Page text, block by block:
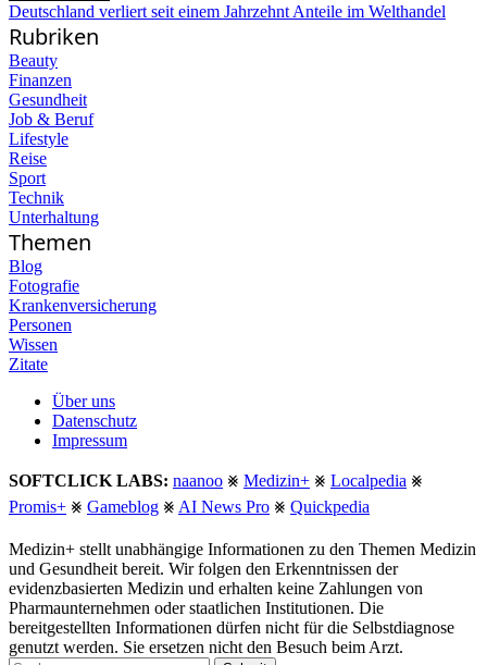
Deutschland verliert seit einem Jahrzehnt Anteile im Welthandel
Rubriken
Beauty
Finanzen
Gesundheit
Job & Beruf
Lifestyle
Reise
Sport
Technik
Unterhaltung
Themen
Blog
Fotografie
Krankenversicherung
Personen
Wissen
Zitate
Über uns
Datenschutz
Impressum
SOFTCLICK LABS: naanoo ⨳ Medizin+ ⨳ Localpedia ⨳
Promis+ ⨳ Gameblog ⨳ AI News Pro ⨳ Quickpedia
Medizin+ stellt unabhängige Informationen zu den Themen Medizin
und Gesundheit bereit. Wir folgen den Erkenntnissen der
evidenzbasierten Medizin und erhalten keine Zahlungen von
Pharmaunternehmen oder staatlichen Institutionen. Die
bereitgestellten Informationen dürfen nicht für die Selbstdiagnose
genutzt werden. Sie ersetzen nicht den Besuch beim Arzt.